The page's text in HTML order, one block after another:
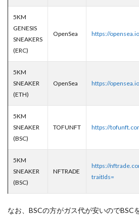
5KM
GENESIS
SNEAKERS
(ERC)
OpenSea https://
5KM
SNEAKER
(ETH)
OpenSea https://
5KM
SNEAKER
(BSC)
TOFUNFT https://
5KM
SNEAKER
(BSC)
NFTRADE
https://
traitIds=
なお、BSCの方がガス代が安いのでBSC